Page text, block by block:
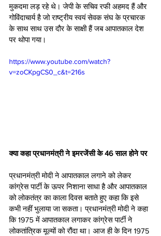
मुकदमा लड़ रहे थे। जेपी के सचिव रफी अहमद हैं और
गोविंदाचार्य है जो राष्ट्रीय स्वयं सेवक संघ के प्रचारक
के साथ साथ उस दौर के साक्षी हैं जब आपातकाल देश
पर थोपा गया।
https://www.youtube.com/watch?
v=zoCKpgCS0_c&t=216s
क्या कहा प्रधानमंत्री ने इमरजेंसी के 46 साल होने पर
प्रधानमंत्री मोदी ने आपातकाल लगाने को लेकर
कांग्रेस पार्टी के ऊपर निशाना साधा है और आपातकाल
को लोकतंत्र का काला दिवस बताते हुए कहा कि इसे
कभी नहीं भुलाया जा सकता। प्रधानमंत्री मोदी ने कहा
कि 1975 में आपातकाल लगाकर कांग्रेस पार्टी ने
लोकतांत्रिक मूल्यों को रौंदा था। आज ही के दिन 1975